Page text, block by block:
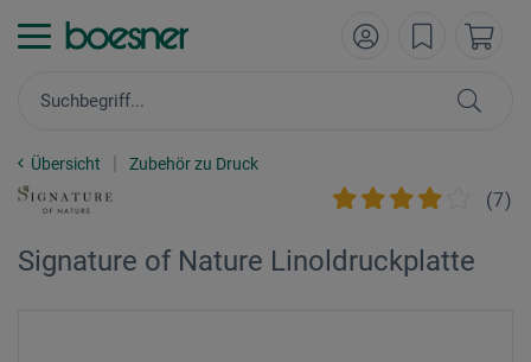
Übersicht Zubehör zu Druck
(7)
Signature of Nature Linoldruckplatte